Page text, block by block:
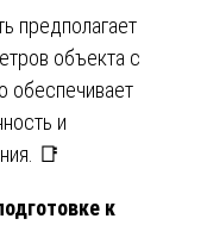
предполагает
объекта с
обеспечивает
и
📑
к